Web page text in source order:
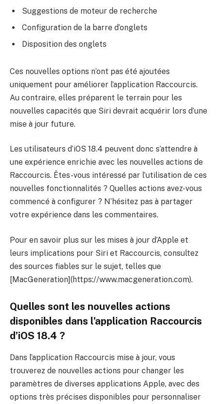
Suggestions de moteur de recherche
Configuration de la barre d’onglets
Disposition des onglets
Ces nouvelles options n’ont pas été ajoutées
uniquement pour améliorer l’application Raccourcis.
Au contraire, elles préparent le terrain pour les
nouvelles capacités que Siri devrait acquérir lors d’une
mise à jour future.
Les utilisateurs d’iOS 18.4 peuvent donc s’attendre à
une expérience enrichie avec les nouvelles actions de
Raccourcis. Êtes-vous intéressé par l’utilisation de ces
nouvelles fonctionnalités ? Quelles actions avez-vous
commencé à configurer ? N’hésitez pas à partager
votre expérience dans les commentaires.
Pour en savoir plus sur les mises à jour d’Apple et
leurs implications pour Siri et Raccourcis, consultez
des sources fiables sur le sujet, telles que
[MacGeneration](https://www.macgeneration.com).
Quelles sont les nouvelles actions
disponibles dans l’application Raccourcis
d’iOS 18.4 ?
Dans l’application Raccourcis mise à jour, vous
trouverez de nouvelles actions pour changer les
paramètres de diverses applications Apple, avec des
options très précises disponibles pour personnaliser